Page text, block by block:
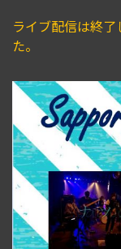
ライブ配信は終
た。